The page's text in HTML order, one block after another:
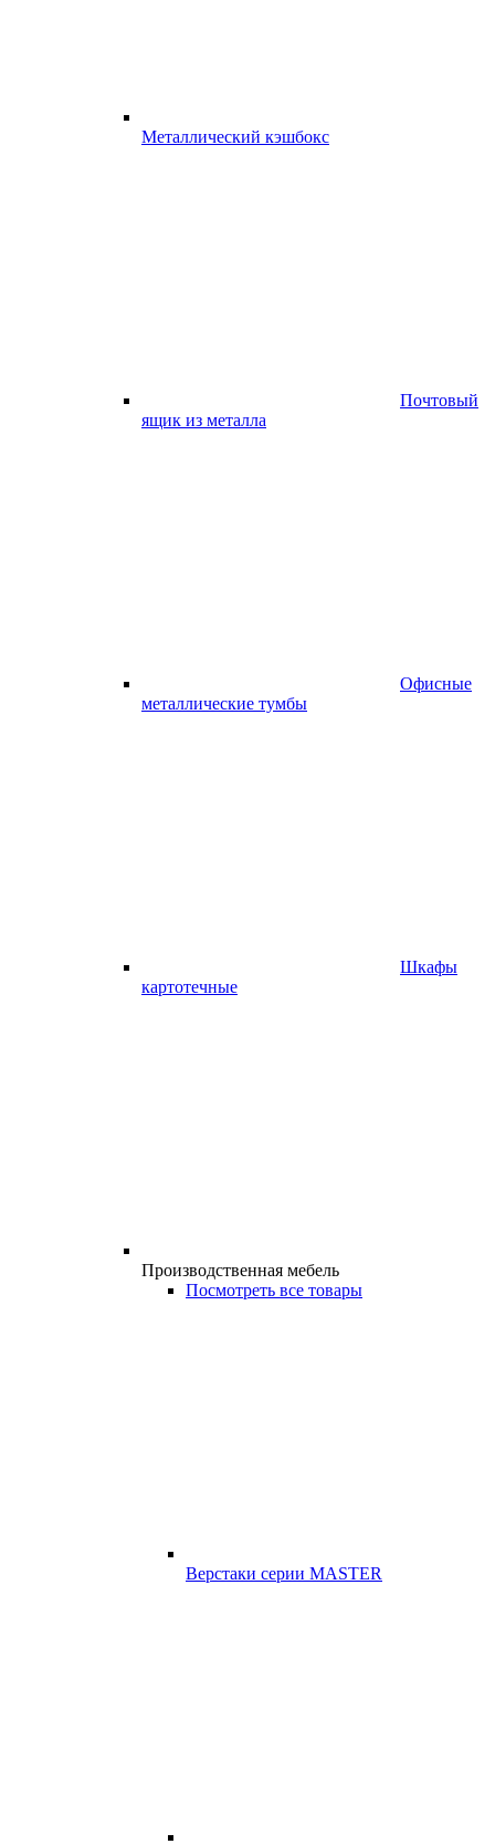
Металлический кэшбокс
Почтовый
ящик из металла
Офисные
металлические тумбы
Шкафы
картотечные
Производственная мебель
Посмотреть все товары
Верстаки серии MASTER